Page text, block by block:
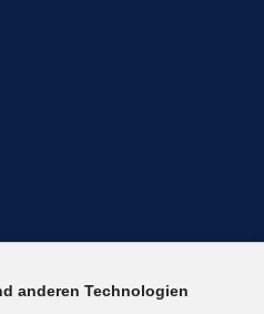
anderen Technologien